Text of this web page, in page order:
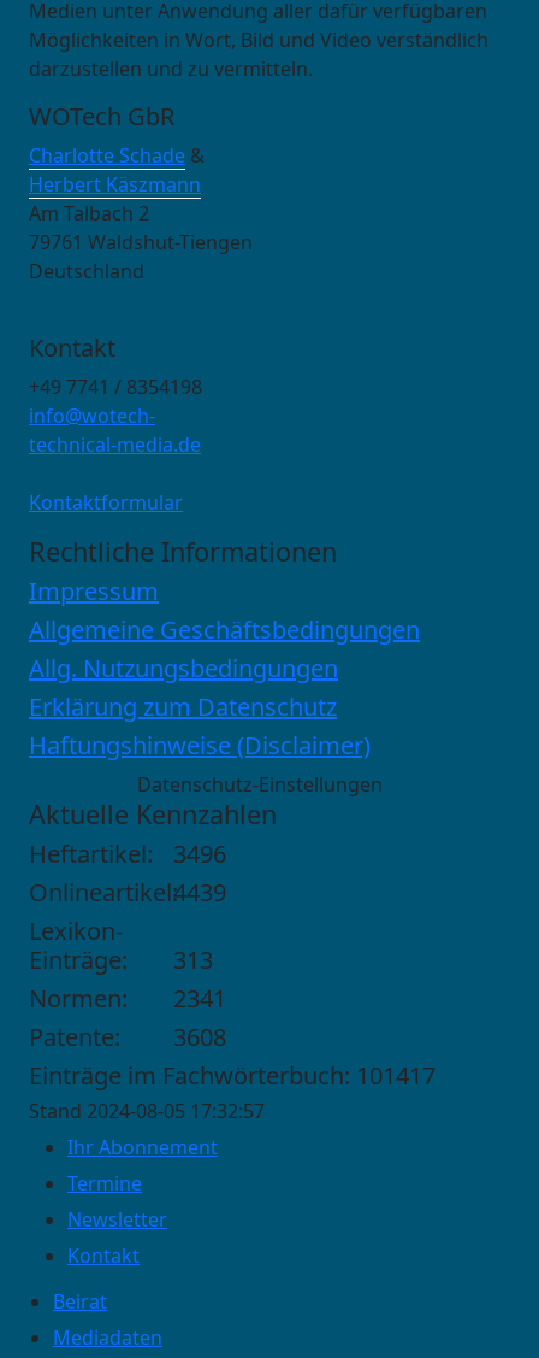
Medien unter Anwendung aller dafür verfügbaren
Möglichkeiten in Wort, Bild und Video verständlich
darzustellen und zu vermitteln.
WOTech GbR
Charlotte Schade &
Herbert Käszmann
Am Talbach 2
79761 Waldshut-Tiengen
Deutschland
Kontakt
+49 7741 / 8354198
info@wotech-
technical-media.de
Kontaktformular
Rechtliche Informationen
Impressum
Allgemeine Geschäftsbedingungen
Allg. Nutzungsbedingungen
Erklärung zum Datenschutz
Haftungshinweise (Disclaimer)
Datenschutz-Einstellungen
Aktuelle Kennzahlen
Heftartikel:
3496
Onlineartikel:4439
Lexikon-
Einträge:
313
Normen:
2341
Patente:
3608
Einträge im Fachwörterbuch: 101417
Stand 2024-08-05 17:32:57
Ihr Abonnement
Termine
Newsletter
Kontakt
Beirat
Mediadaten